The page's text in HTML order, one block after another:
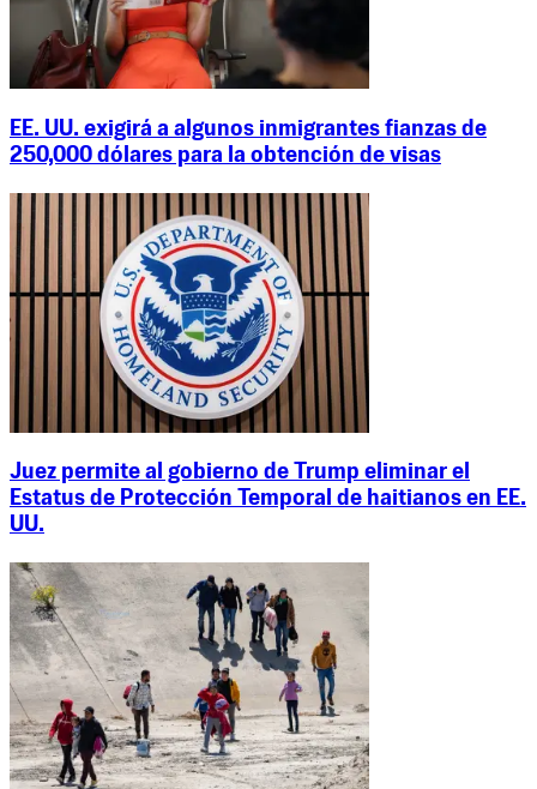
EE. UU. exigirá a algunos inmigrantes fianzas de
250,000 dólares para la obtención de visas
Juez permite al gobierno de Trump eliminar el
Estatus de Protección Temporal de haitianos en EE.
UU.